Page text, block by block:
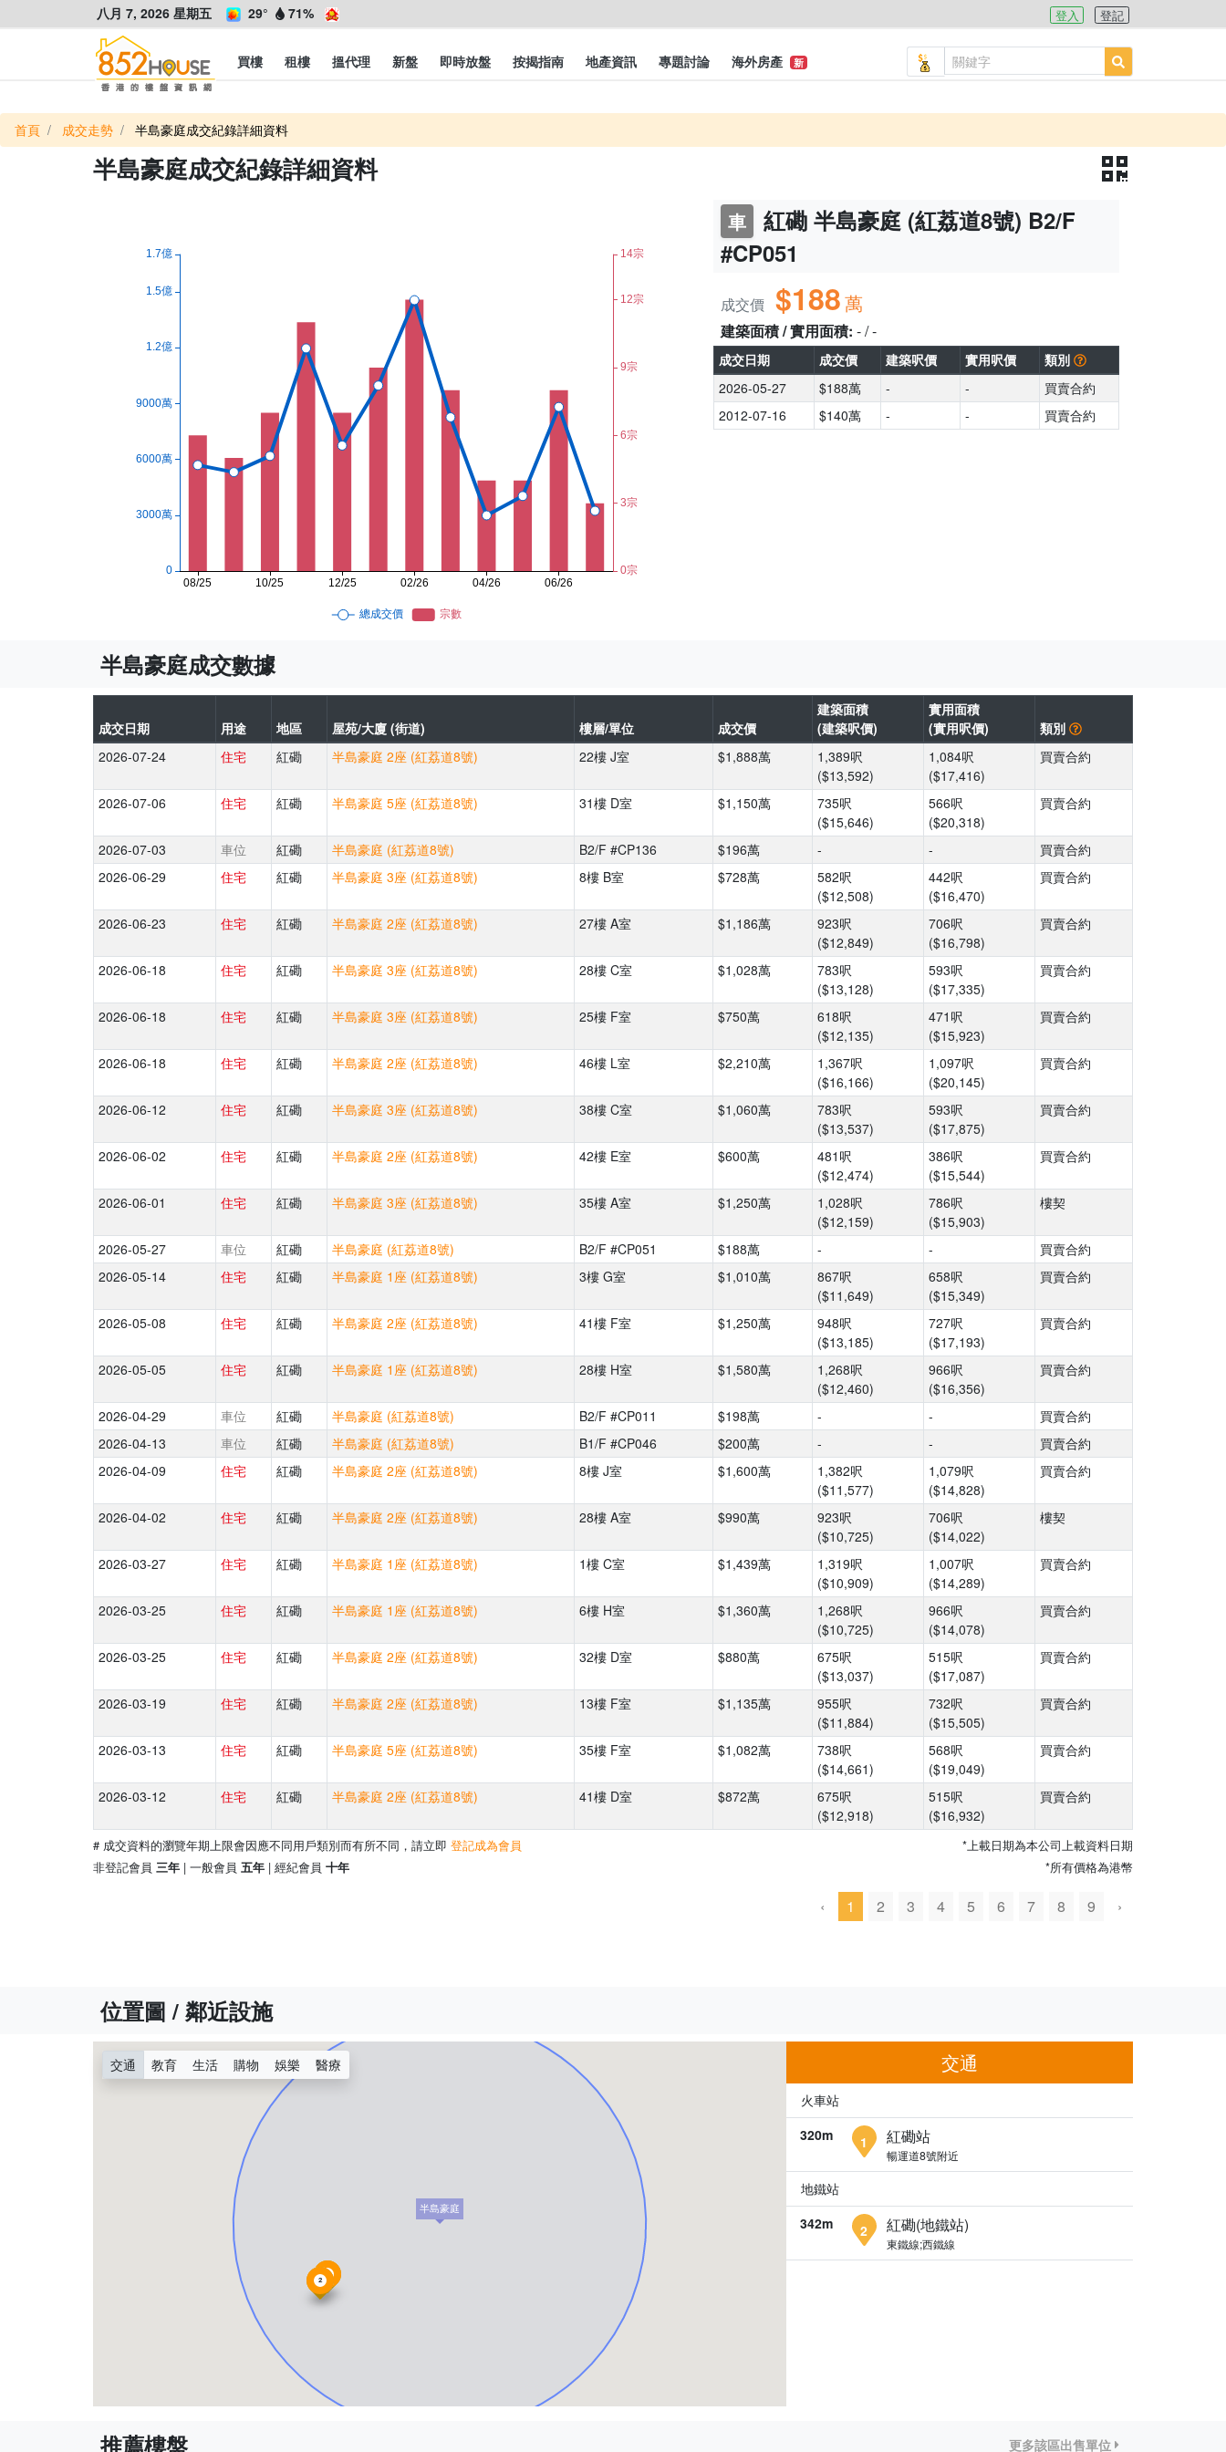
八月 7, 2026 星期五 29° 71% 登入 登記
買樓 租樓 搵代理 新盤 即時放盤 按揭指南 地產資訊 專題討論 海外房產 新
首頁 成交走勢 半島豪庭成交紀錄詳細資料
半島豪庭成交紀錄詳細資料
車
紅磡 半島豪庭 (紅荔道8號) B2/F
#CP051
成交價 $188萬
建築面積 / 實用面積: - / -
成交日期 成交價 建築呎價 實用呎價
類別
2026-05-27
$188萬 - -
買賣合約
2012-07-16
$140萬 - - 買賣合約
半島豪庭成交數據
成交日期 用途 地區 屋苑/大廈 (街道) 樓層/單位 成交價
建築面積
(建築呎價)
實用面積
(實用呎價)
類別
2026-07-24
住宅 紅磡 半島豪庭 2座 (紅荔道8號) 22樓 J室 $1,888萬
1,389呎
($13,592)
1,084呎
($17,416)
買賣合約
2026-07-06 住宅 紅磡 半島豪庭 5座 (紅荔道8號) 31樓 D室 $1,150萬
735呎
($15,646)
566呎
($20,318)
買賣合約
2026-07-03 車位 紅磡 半島豪庭 (紅荔道8號) B2/F #CP136 $196萬 - -
買賣合約
2026-06-29
住宅 紅磡 半島豪庭 3座 (紅荔道8號) 8樓 B室 $728萬
582呎
($12,508)
442呎
($16,470)
買賣合約
2026-06-23 住宅 紅磡 半島豪庭 2座 (紅荔道8號) 27樓 A室 $1,186萬
923呎
($12,849)
706呎
($16,798)
買賣合約
2026-06-18 住宅 紅磡 半島豪庭 3座 (紅荔道8號) 28樓 C室 $1,028萬
783呎
($13,128)
593呎
($17,335)
買賣合約
2026-06-18 住宅 紅磡 半島豪庭 3座 (紅荔道8號) 25樓 F室 $750萬
618呎
($12,135)
471呎
($15,923)
買賣合約
2026-06-18 住宅 紅磡 半島豪庭 2座 (紅荔道8號) 46樓 L室 $2,210萬
1,367呎
($16,166)
1,097呎
($20,145)
買賣合約
2026-06-12 住宅 紅磡 半島豪庭 3座 (紅荔道8號) 38樓 C室 $1,060萬
783呎
($13,537)
593呎
($17,875)
買賣合約
2026-06-02 住宅 紅磡 半島豪庭 2座 (紅荔道8號) 42樓 E室 $600萬
481呎
($12,474)
386呎
($15,544)
買賣合約
2026-06-01 住宅 紅磡 半島豪庭 3座 (紅荔道8號) 35樓 A室 $1,250萬
1,028呎
($12,159)
786呎
($15,903)
樓契
2026-05-27 車位 紅磡 半島豪庭 (紅荔道8號) B2/F #CP051 $188萬 - -
買賣合約
2026-05-14
住宅 紅磡 半島豪庭 1座 (紅荔道8號) 3樓 G室 $1,010萬
867呎
($11,649)
658呎
($15,349)
買賣合約
2026-05-08 住宅 紅磡 半島豪庭 2座 (紅荔道8號) 41樓 F室 $1,250萬
948呎
($13,185)
727呎
($17,193)
買賣合約
2026-05-05 住宅 紅磡 半島豪庭 1座 (紅荔道8號) 28樓 H室 $1,580萬
1,268呎
($12,460)
966呎
($16,356)
買賣合約
2026-04-29 車位 紅磡 半島豪庭 (紅荔道8號) B2/F #CP011 $198萬 - -
買賣合約
2026-04-13
車位 紅磡 半島豪庭 (紅荔道8號) B1/F #CP046 $200萬 - -
買賣合約
2026-04-09
住宅 紅磡 半島豪庭 2座 (紅荔道8號) 8樓 J室 $1,600萬
1,382呎
($11,577)
1,079呎
($14,828)
買賣合約
2026-04-02 住宅 紅磡 半島豪庭 2座 (紅荔道8號) 28樓 A室 $990萬
923呎
($10,725)
706呎
($14,022)
樓契
2026-03-27 住宅 紅磡 半島豪庭 1座 (紅荔道8號) 1樓 C室 $1,439萬
1,319呎
($10,909)
1,007呎
($14,289)
買賣合約
2026-03-25 住宅 紅磡 半島豪庭 1座 (紅荔道8號) 6樓 H室 $1,360萬
1,268呎
($10,725)
966呎
($14,078)
買賣合約
2026-03-25 住宅 紅磡 半島豪庭 2座 (紅荔道8號) 32樓 D室 $880萬
675呎
($13,037)
515呎
($17,087)
買賣合約
2026-03-19 住宅 紅磡 半島豪庭 2座 (紅荔道8號) 13樓 F室 $1,135萬
955呎
($11,884)
732呎
($15,505)
買賣合約
2026-03-13 住宅 紅磡 半島豪庭 5座 (紅荔道8號) 35樓 F室 $1,082萬
738呎
($14,661)
568呎
($19,049)
買賣合約
2026-03-12 住宅 紅磡 半島豪庭 2座 (紅荔道8號) 41樓 D室 $872萬
675呎
($12,918)
515呎
($16,932)
買賣合約
# 成交資料的瀏覽年期上限會因應不同用戶類別而有所不同，請立即 登記成為會員
非登記會員 三年 | 一般會員 五年 | 經紀會員 十年
*上載日期為本公司上載資料日期
*所有價格為港幣
‹ 1 2 3 4 5 6 7 8 9 ›
位置圖 / 鄰近設施
半島豪庭
1
2
交通 教育 生活 購物 娛樂 醫療 交通
火車站
320m
1 紅磡站
暢運道8號附近
地鐵站
342m
2 紅磡(地鐵站)
東鐵線;西鐵線
推薦樓盤 更多該區出售單位